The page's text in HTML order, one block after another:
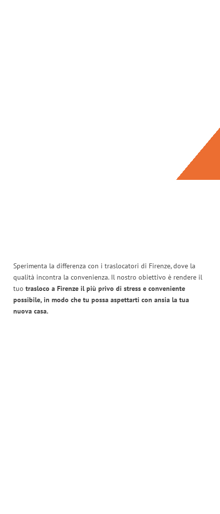
Sperimenta la differenza con i traslocatori di Firenze, dove la
qualità incontra la convenienza. Il nostro obiettivo è rendere il
tuo trasloco a Firenze il più privo di stress e conveniente
possibile, in modo che tu possa aspettarti con ansia la tua
nuova casa.